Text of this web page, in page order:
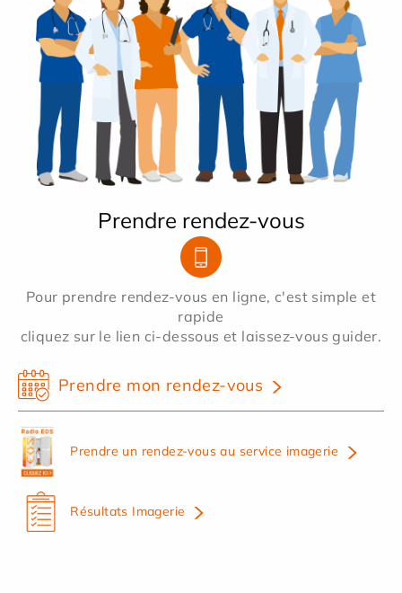
Prendre rendez-vous
Pour prendre rendez-vous en ligne, c'est simple et
rapide
cliquez sur le lien ci-dessous et laissez-vous guider.
Prendre mon rendez-vous
Prendre un rendez-vous au service imagerie
Résultats Imagerie